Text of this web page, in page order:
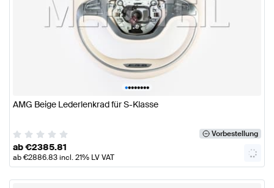
••••••••
AMG Beige Lederlenkrad für S-Klasse
Vorbestellung
ab€2385.81
ab€2886.83incl. 21% LV VAT